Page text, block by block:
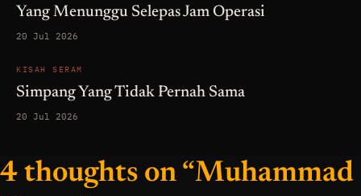
Yang Menunggu Selepas Jam Operasi
20 Jul 2026
KISAH SERAM
Simpang Yang Tidak Pernah Sama
20 Jul 2026
4 thoughts on “Muhammad